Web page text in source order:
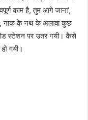
काम है, तुम आगे जाना’,
नाक के नथ के अलावा कुछ
स्टेशन पर उतर गयी। कैसे
गयी।